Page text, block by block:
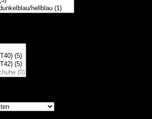
angezeigt